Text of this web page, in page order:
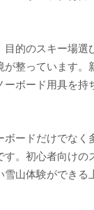
的のスキー場選
整っています。
ボード用具を持
ードだけでなく
。初心者向けの
山体験ができる